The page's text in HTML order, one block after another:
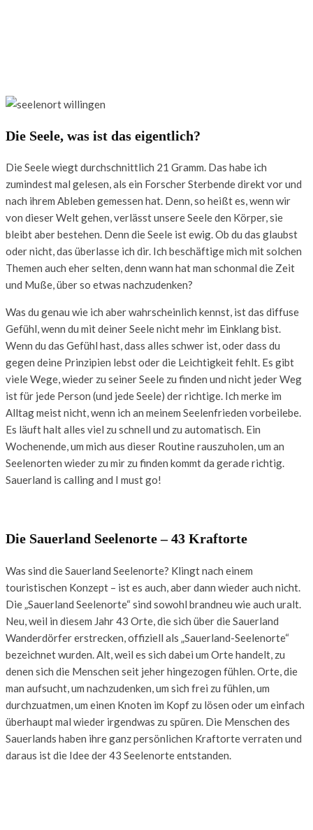
Die Seele, was ist das eigentlich?
Die Seele wiegt durchschnittlich 21 Gramm. Das habe ich
zumindest mal gelesen, als ein Forscher Sterbende direkt vor und
nach ihrem Ableben gemessen hat. Denn, so heißt es, wenn wir
von dieser Welt gehen, verlässt unsere Seele den Körper, sie
bleibt aber bestehen. Denn die Seele ist ewig. Ob du das glaubst
oder nicht, das überlasse ich dir. Ich beschäftige mich mit solchen
Themen auch eher selten, denn wann hat man schonmal die Zeit
und Muße, über so etwas nachzudenken?
Was du genau wie ich aber wahrscheinlich kennst, ist das diffuse
Gefühl, wenn du mit deiner Seele nicht mehr im Einklang bist.
Wenn du das Gefühl hast, dass alles schwer ist, oder dass du
gegen deine Prinzipien lebst oder die Leichtigkeit fehlt. Es gibt
viele Wege, wieder zu seiner Seele zu finden und nicht jeder Weg
ist für jede Person (und jede Seele) der richtige. Ich merke im
Alltag meist nicht, wenn ich an meinem Seelenfrieden vorbeilebe.
Es läuft halt alles viel zu schnell und zu automatisch. Ein
Wochenende, um mich aus dieser Routine rauszuholen, um an
Seelenorten wieder zu mir zu finden kommt da gerade richtig.
Sauerland is calling and I must go!
Die Sauerland Seelenorte – 43 Kraftorte
Was sind die Sauerland Seelenorte? Klingt nach einem
touristischen Konzept – ist es auch, aber dann wieder auch nicht.
Die „Sauerland Seelenorte“ sind sowohl brandneu wie auch uralt.
Neu, weil in diesem Jahr 43 Orte, die sich über die Sauerland
Wanderdörfer erstrecken, offiziell als „Sauerland-Seelenorte“
bezeichnet wurden. Alt, weil es sich dabei um Orte handelt, zu
denen sich die Menschen seit jeher hingezogen fühlen. Orte, die
man aufsucht, um nachzudenken, um sich frei zu fühlen, um
durchzuatmen, um einen Knoten im Kopf zu lösen oder um einfach
überhaupt mal wieder irgendwas zu spüren. Die Menschen des
Sauerlands haben ihre ganz persönlichen Kraftorte verraten und
daraus ist die Idee der 43 Seelenorte entstanden.